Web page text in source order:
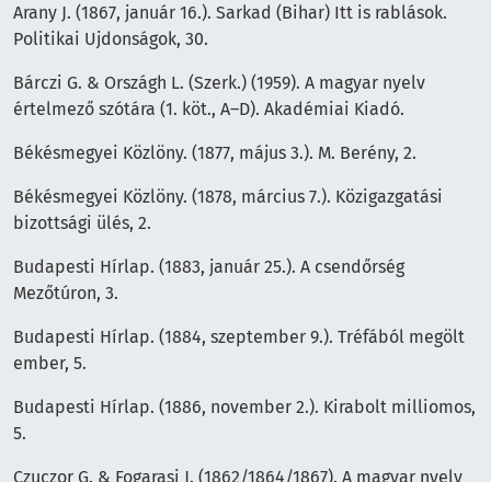
Arany J. (1867, január 16.). Sarkad (Bihar) Itt is rablások.
Politikai Ujdonságok, 30.
Bárczi G. & Országh L. (Szerk.) (1959). A magyar nyelv
értelmező szótára (1. köt., A–D). Akadémiai Kiadó.
Békésmegyei Közlöny. (1877, május 3.). M. Berény, 2.
Békésmegyei Közlöny. (1878, március 7.). Közigazgatási
bizottsági ülés, 2.
Budapesti Hírlap. (1883, január 25.). A csendőrség
Mezőtúron, 3.
Budapesti Hírlap. (1884, szeptember 9.). Tréfából megölt
ember, 5.
Budapesti Hírlap. (1886, november 2.). Kirabolt milliomos,
5.
Czuczor G. & Fogarasi J. (1862/1864/1867). A magyar nyelv